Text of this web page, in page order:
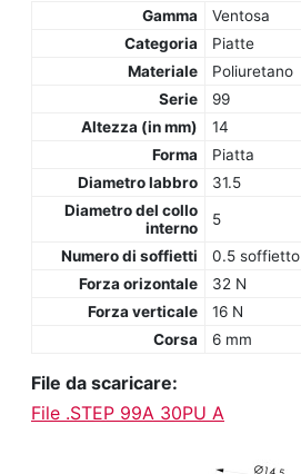
Gamma
Ventosa
Categoria
Piatte
Materiale
Poliuretano
Serie
99
Altezza (in mm)
14
Forma
Piatta
Diametro labbro
31.5
Diametro del collo
interno
5
Numero di soffietti
0.5 soffietto
Forza orizontale
32 N
Forza verticale
16 N
Corsa
6 mm
File da scaricare:
File .STEP 99A 30PU A